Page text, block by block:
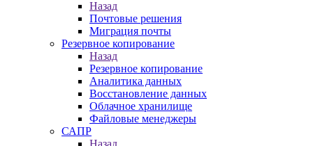
Назад
Почтовые решения
Миграция почты
Резервное копирование
Назад
Резервное копирование
Аналитика данных
Восстановление данных
Облачное хранилище
Файловые менеджеры
САПР
Назад